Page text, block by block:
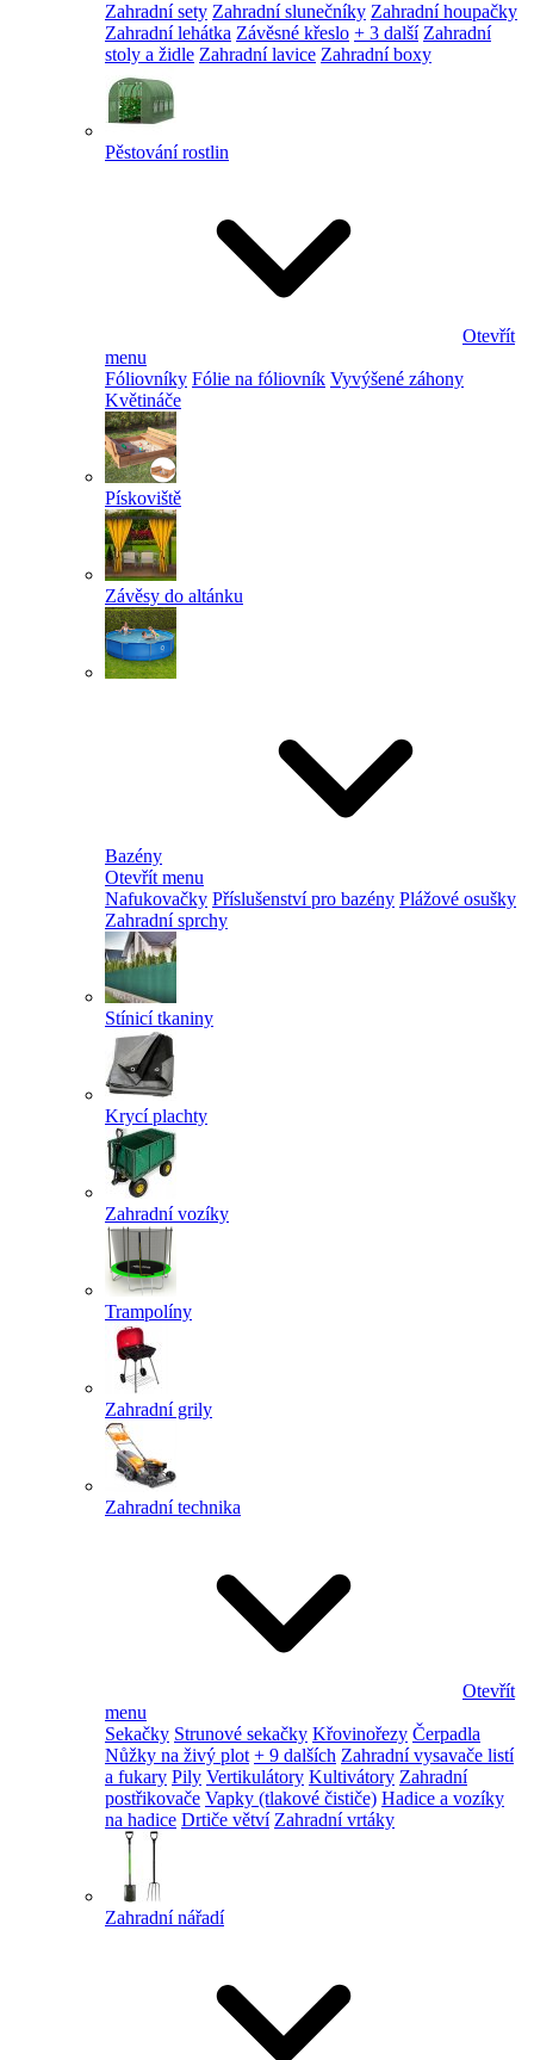
Zahradní sety Zahradní slunečníky Zahradní houpačky
Zahradní lehátka Závěsné křeslo + 3 další Zahradní
stoly a židle Zahradní lavice Zahradní boxy
Pěstování rostlin
Otevřít
menu
Fóliovníky Fólie na fóliovník Vyvýšené záhony
Květináče
Pískoviště
Závěsy do altánku
Bazény
Otevřít menu
Nafukovačky Příslušenství pro bazény Plážové osušky
Zahradní sprchy
Stínicí tkaniny
Krycí plachty
Zahradní vozíky
Trampolíny
Zahradní grily
Zahradní technika
Otevřít
menu
Sekačky Strunové sekačky Křovinořezy Čerpadla
Nůžky na živý plot + 9 dalších Zahradní vysavače listí
a fukary Pily Vertikulátory Kultivátory Zahradní
postřikovače Vapky (tlakové čističe) Hadice a vozíky
na hadice Drtiče větví Zahradní vrtáky
Zahradní nářadí